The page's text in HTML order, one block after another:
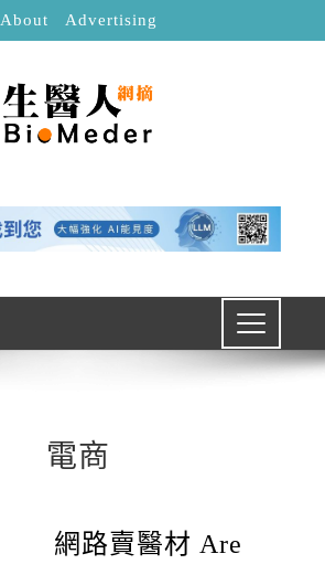
About Advertising
電商
網路賣醫材 Are